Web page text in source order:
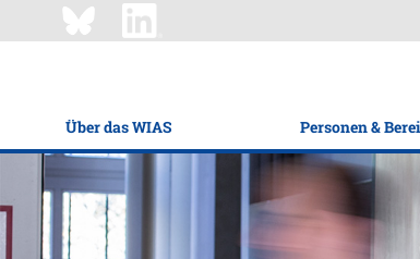
Über das WIAS Personen &